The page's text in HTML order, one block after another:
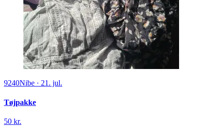
9240Nibe · 21. jul.
Tøjpakke
50 kr.